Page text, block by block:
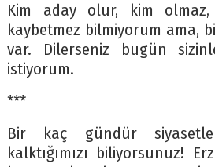
Kim aday olur, kim olmaz,
kaybetmez bilmiyorum ama,
var. Dilerseniz bugün
istiyorum.
***
Bir kaç gündür
kalktığımızı biliyorsunuz!